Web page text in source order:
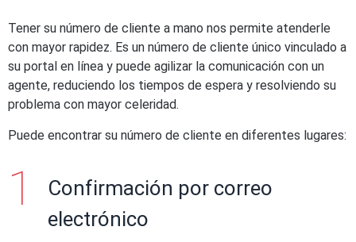
Tener su número de cliente a mano nos permite atenderle
con mayor rapidez. Es un número de cliente único vinculado a
su portal en línea y puede agilizar la comunicación con un
agente, reduciendo los tiempos de espera y resolviendo su
problema con mayor celeridad.
Puede encontrar su número de cliente en diferentes lugares:
Confirmación por correo
electrónico